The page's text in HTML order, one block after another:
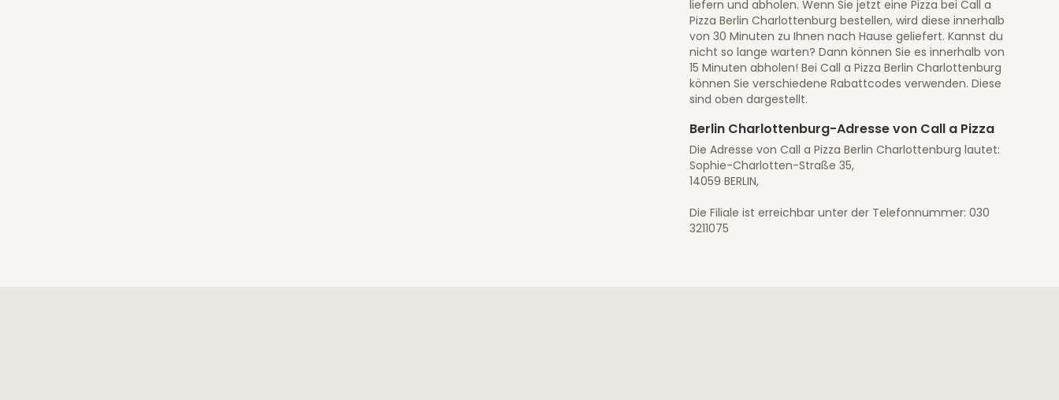
liefern und abholen. Wenn Sie jetzt eine Pizza bei Call a
Pizza Berlin Charlottenburg bestellen, wird diese innerhalb
von 30 Minuten zu Ihnen nach Hause geliefert. Kannst du
nicht so lange warten? Dann können Sie es innerhalb von
15 Minuten abholen! Bei Call a Pizza Berlin Charlottenburg
können Sie verschiedene Rabattcodes verwenden. Diese
sind oben dargestellt.
Berlin Charlottenburg-Adresse von Call a Pizza
Die Adresse von Call a Pizza Berlin Charlottenburg lautet:
Sophie-Charlotten-Straße 35,
14059 BERLIN,
Die Filiale ist erreichbar unter der Telefonnummer: 030
3211075